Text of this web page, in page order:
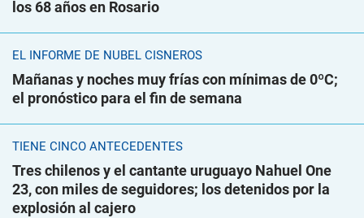
los 68 años en Rosario
EL INFORME DE NUBEL CISNEROS
Mañanas y noches muy frías con mínimas de 0ºC;
el pronóstico para el fin de semana
TIENE CINCO ANTECEDENTES
Tres chilenos y el cantante uruguayo Nahuel One
23, con miles de seguidores; los detenidos por la
explosión al cajero